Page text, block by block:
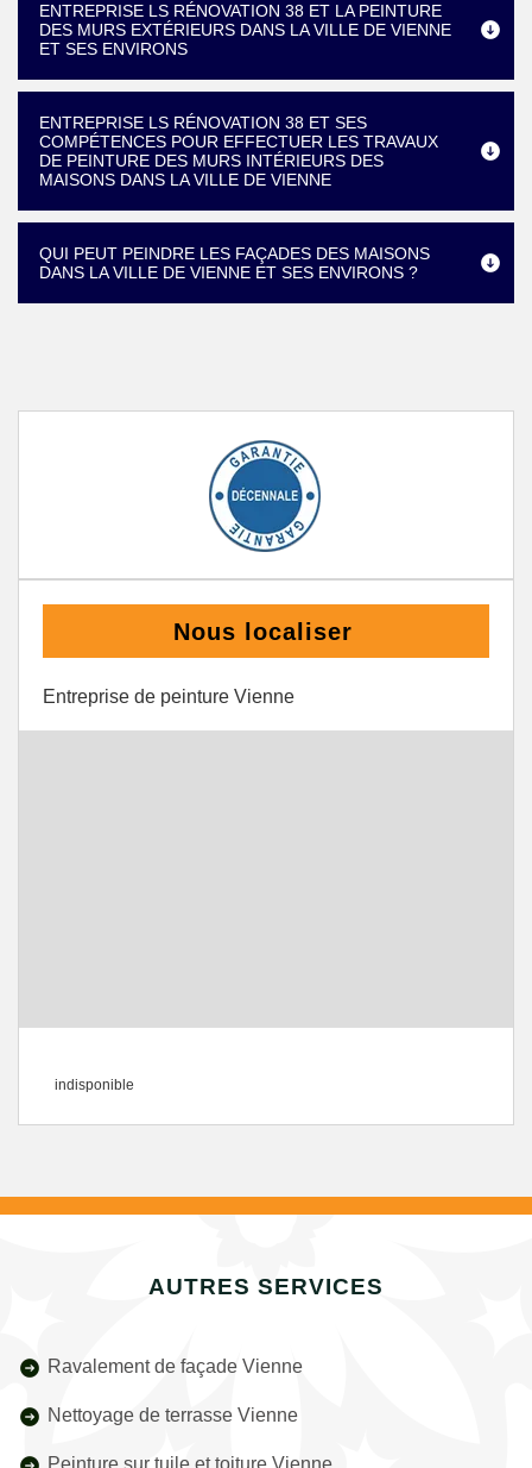
ENTREPRISE LS RÉNOVATION 38 ET LA PEINTURE
DES MURS EXTÉRIEURS DANS LA VILLE DE VIENNE
ET SES ENVIRONS
ENTREPRISE LS RÉNOVATION 38 ET SES
COMPÉTENCES POUR EFFECTUER LES TRAVAUX
DE PEINTURE DES MURS INTÉRIEURS DES
MAISONS DANS LA VILLE DE VIENNE
QUI PEUT PEINDRE LES FAÇADES DES MAISONS
DANS LA VILLE DE VIENNE ET SES ENVIRONS ?
Nous localiser
Entreprise de peinture Vienne
indisponible
AUTRES SERVICES
Ravalement de façade Vienne
Nettoyage de terrasse Vienne
Peinture sur tuile et toiture Vienne